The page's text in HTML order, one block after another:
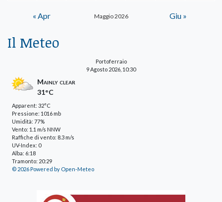
Maggio 2026
« Apr Giu »
Il Meteo
Portoferraio
9 Agosto 2026, 10:30
Mainly clear
31°C
Apparent: 32°C
Pressione: 1016 mb
Umidità: 77%
Vento: 1.1 m/s NNW
Raffiche di vento: 8.3 m/s
UV-Index: 0
Alba: 6:18
Tramonto: 20:29
© 2026 Powered by Open-Meteo